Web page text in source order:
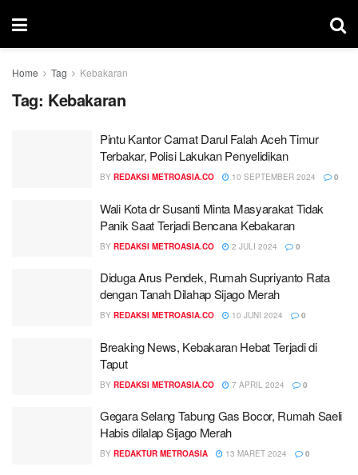
Home Tag Kebakaran
Tag: Kebakaran
Pintu Kantor Camat Darul Falah Aceh Timur
Terbakar, Polisi Lakukan Penyelidikan
BY REDAKSI METROASIA.CO 10 SEPTEMBER 2024 0
Wali Kota dr Susanti Minta Masyarakat Tidak
Panik Saat Terjadi Bencana Kebakaran
BY REDAKSI METROASIA.CO 2 JULI 2024 0
Diduga Arus Pendek, Rumah Supriyanto Rata
dengan Tanah Dilahap Sijago Merah
BY REDAKSI METROASIA.CO 10 JUNI 2024 0
Breaking News, Kebakaran Hebat Terjadi di
Taput
BY REDAKSI METROASIA.CO 7 APRIL 2024 0
Gegara Selang Tabung Gas Bocor, Rumah Saeli
Habis dilalap Sijago Merah
BY REDAKTUR METROASIA 13 MARET 2024 0